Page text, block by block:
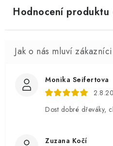
Hodnocení produktu
Monika Seifertova
Dost dobré dřeváky,
Zuzana Kočí